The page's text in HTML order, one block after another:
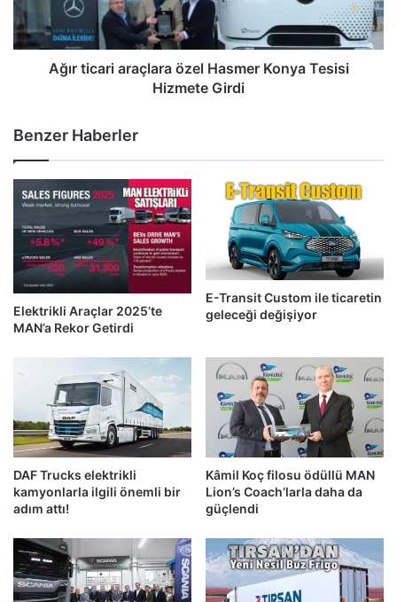
Tesisi
Hizmete
Girdi
Ağır ticari araçlara özel Hasmer Konya Tesisi
Hizmete Girdi
Benzer Haberler
Elektrikli Araçlar 2025’te
MAN’a Rekor Getirdi
E-Transit Custom ile ticaretin
geleceği değişiyor
DAF Trucks elektrikli
kamyonlarla ilgili önemli bir
adım attı!
Kâmil Koç filosu ödüllü MAN
Lion’s Coach’larla daha da
güçlendi